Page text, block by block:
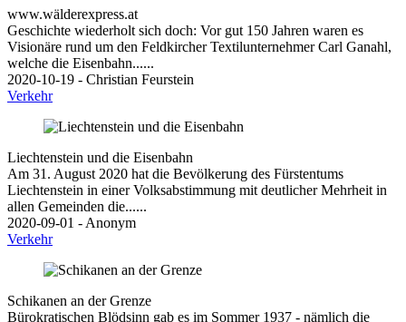
www.wälderexpress.at
Geschichte wiederholt sich doch: Vor gut 150 Jahren waren es
Visionäre rund um den Feldkircher Textilunternehmer Carl Ganahl,
welche die Eisenbahn......
2020-10-19 - Christian Feurstein
Verkehr
Liechtenstein und die Eisenbahn
Am 31. August 2020 hat die Bevölkerung des Fürstentums
Liechtenstein in einer Volksabstimmung mit deutlicher Mehrheit in
allen Gemeinden die......
2020-09-01 - Anonym
Verkehr
Schikanen an der Grenze
Bürokratischen Blödsinn gab es im Sommer 1937 - nämlich die